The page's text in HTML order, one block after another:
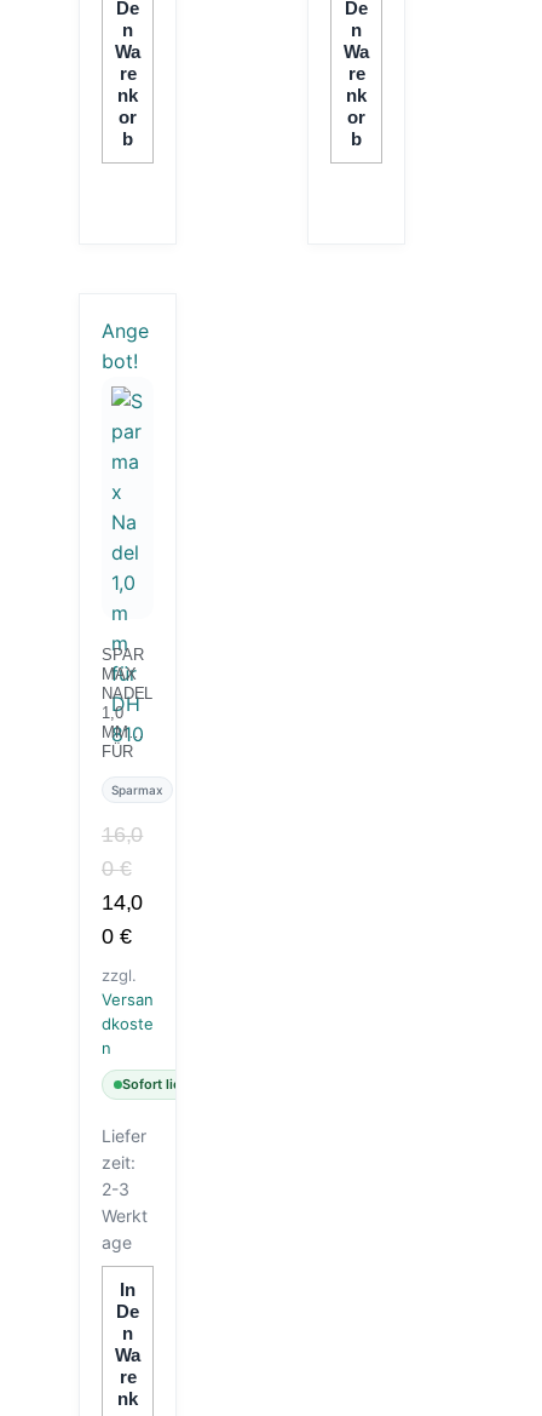
De
N
Wa
Re
Nk
Or
B
De
N
Wa
Re
Nk
Or
B
Ange
bot!
SPAR
MAX
NADEL
1,0
MM
FÜR
Sparmax
16,0
0€
14,0
0 €
zzgl.
Versan
dkoste
n
Sofort lieferbar
Liefer
zeit:
2-3
Werkt
age
In
De
N
Wa
Re
Nk